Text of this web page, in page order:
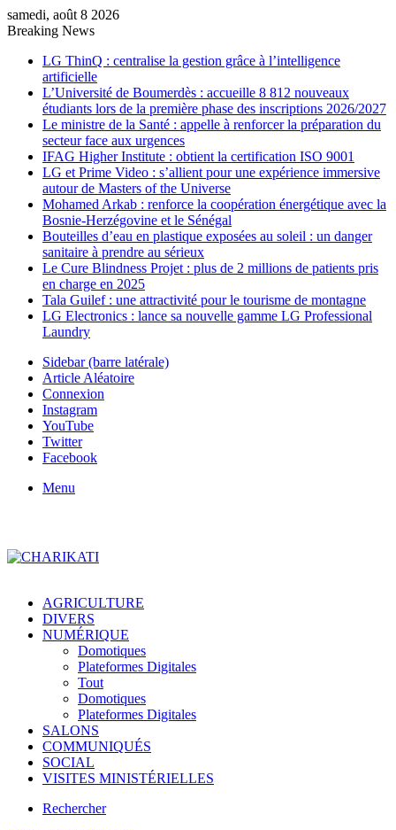
samedi, août 8 2026
Breaking News
LG ThinQ : centralise la gestion grâce à l’intelligence
artificielle
L’Université de Boumerdès : accueille 8 812 nouveaux
étudiants lors de la première phase des inscriptions 2026/2027
Le ministre de la Santé : appelle à renforcer la préparation du
secteur face aux urgences
IFAG Higher Institute : obtient la certification ISO 9001
LG et Prime Video : s’allient pour une expérience immersive
autour de Masters of the Universe
Mohamed Arkab : renforce la coopération énergétique avec la
Bosnie-Herzégovine et le Sénégal
Bouteilles d’eau en plastique exposées au soleil : un danger
sanitaire à prendre au sérieux
Le Cure Blindness Projet : plus de 2 millions de patients pris
en charge en 2025
Tala Guilef : une attractivité pour le tourisme de montagne
LG Electronics : lance sa nouvelle gamme LG Professional
Laundry
Sidebar (barre latérale)
Article Aléatoire
Connexion
Instagram
YouTube
Twitter
Facebook
Menu
AGRICULTURE
DIVERS
NUMÉRIQUE
Domotiques
Plateformes Digitales
Tout
Domotiques
Plateformes Digitales
SALONS
COMMUNIQUÉS
SOCIAL
VISITES MINISTÉRIELLES
Rechercher